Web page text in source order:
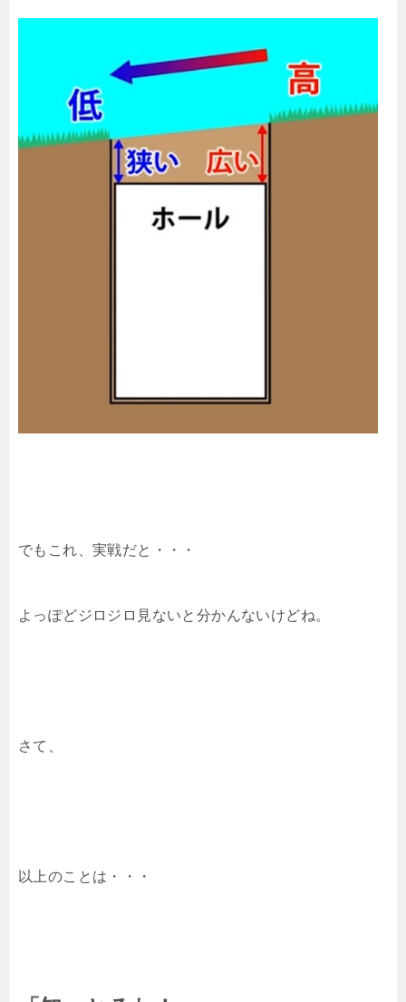
でもこれ、実戦だと・・・
よっぽどジロジロ見ないと分かんないけどね。
さて、
以上のことは・・・